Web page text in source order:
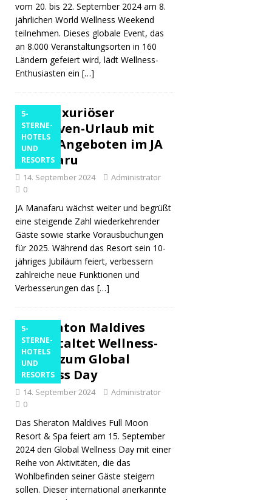
vom 20. bis 22. September 2024 am 8.
jährlichen World Wellness Weekend
teilnehmen. Dieses globale Event, das
an 8.000 Veranstaltungsorten in 160
Ländern gefeiert wird, lädt Wellness-
Enthusiasten ein […]
5-
STERNE-
HOTELS
UND
RESORTS
Ein luxuriöser
Malediven-Urlaub mit
neuen Angeboten im JA
Manafaru
14. September 2024
Administrator
0
JA Manafaru wächst weiter und begrüßt
eine steigende Zahl wiederkehrender
Gäste sowie starke Vorausbuchungen
für 2025. Während das Resort sein 10-
jähriges Jubiläum feiert, verbessern
zahlreiche neue Funktionen und
Verbesserungen das […]
5-
STERNE-
HOTELS
UND
RESORTS
Sheraton Maldives
veranstaltet Wellness-
Events zum Global
Wellness Day
14. September 2024
Administrator
0
Das Sheraton Maldives Full Moon
Resort & Spa feiert am 15. September
2024 den Global Wellness Day mit einer
Reihe von Aktivitäten, die das
Wohlbefinden seiner Gäste steigern
sollen. Dieser international anerkannte